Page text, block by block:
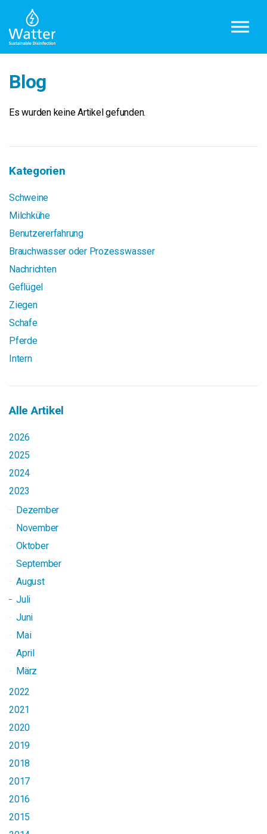
Blog
Es wurden keine Artikel gefunden.
Kategorien
Schweine
Milchkühe
Benutzererfahrung
Brauchwasser oder Prozesswasser
Nachrichten
Geflügel
Ziegen
Schafe
Pferde
Intern
Alle Artikel
2026
2025
2024
2023
Dezember
November
Oktober
September
August
Juli
Juni
Mai
April
März
2022
2021
2020
2019
2018
2017
2016
2015